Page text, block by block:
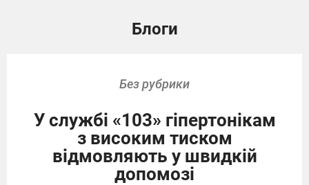
Блоги
Без рубрики
У службі «103» гіпертонікам
з високим тиском
відмовляють у швидкій
допомозі